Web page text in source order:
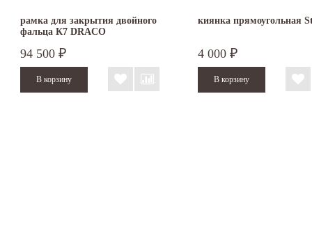
рамка для закрытия двойного
фальца К7 DRACO
94 500 ₽
киянка прямоугольная
4 000 ₽